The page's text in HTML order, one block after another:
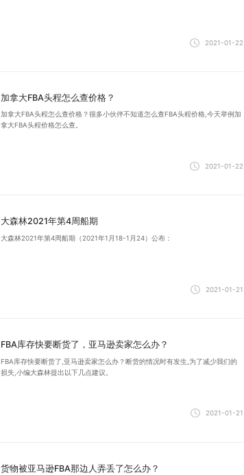
2021-01-22
加拿大FBA头程怎么查价格？
加拿大FBA头程怎么查价格？很多小伙伴不知道怎么查FBA头程价格,今天举例加
拿大FBA头程价格怎么查。
2021-01-22
大森林2021年第4周船期
大森林2021年第4周船期（2021年1月18-1月24）公布：
2021-01-21
FBA库存快要断货了，亚马逊卖家怎么办？
FBA库存快要断货了,亚马逊卖家怎么办？断货的情况时有发生,为了减少我们的
损失,小编大森林提出以下几点建议。
2021-01-21
货物被亚马逊FBA那边人弄丢了怎么办？